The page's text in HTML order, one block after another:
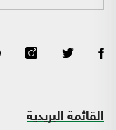
القائمة البريدية